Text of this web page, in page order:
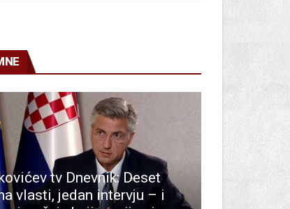
tv Dnevnik: Deset
vlasti, jedan intervju – i